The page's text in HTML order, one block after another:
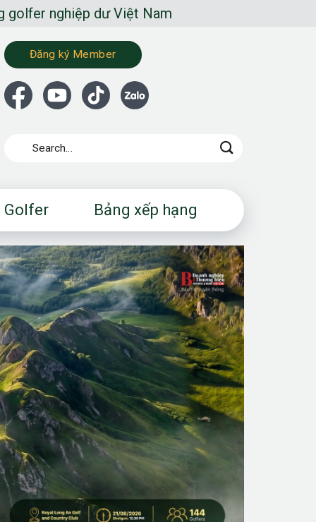
dư Việt Nam
Đăng ký Member
Golfer Bảng xếp hạng